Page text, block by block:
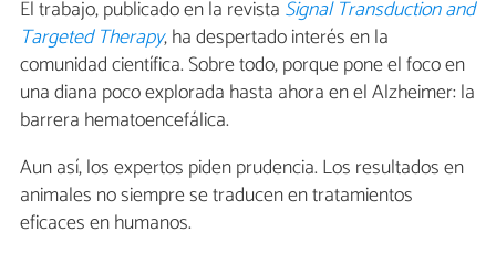
El trabajo, publicado en la revista Signal Transduction and
Targeted Therapy, ha despertado interés en la
comunidad científica. Sobre todo, porque pone el foco en
una diana poco explorada hasta ahora en el Alzheimer: la
barrera hematoencefálica.
Aun así, los expertos piden prudencia. Los resultados en
animales no siempre se traducen en tratamientos
eficaces en humanos.